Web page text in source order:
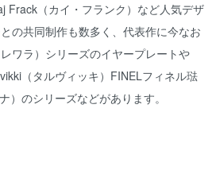
Frack（カイ・フランク）など人気デザ
の共同制作も数多く、代表作に今なお
ワラ）シリーズのイヤープレートや
（タルヴィッキ）FINELフィネル琺
）のシリーズなどがあります。